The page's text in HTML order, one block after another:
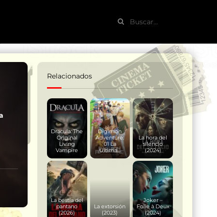
Relacionados
Dracula: The
Original
Living
Vampire
Digimon
Adventure:
01 La
Ultima...
La hora del
silencio
(2024)
La bestia del
pantano
(2026)
La extorsión
(2023)
Joker –
Folie à Deux
(2024)